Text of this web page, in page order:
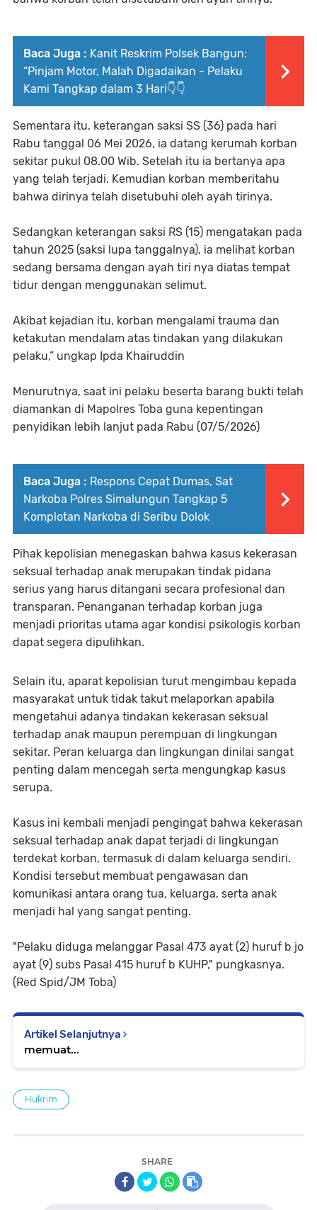
Baca Juga : Kanit Reskrim Polsek Bangun:
“Pinjam Motor, Malah Digadaikan - Pelaku
Kami Tangkap dalam 3 Hari👇👇
Sementara itu, keterangan saksi SS (36) pada hari
Rabu tanggal 06 Mei 2026, ia datang kerumah korban
sekitar pukul 08.00 Wib. Setelah itu ia bertanya apa
yang telah terjadi. Kemudian korban memberitahu
bahwa dirinya telah disetubuhi oleh ayah tirinya.
Sedangkan keterangan saksi RS (15) mengatakan pada
tahun 2025 (saksi lupa tanggalnya), ia melihat korban
sedang bersama dengan ayah tiri nya diatas tempat
tidur dengan menggunakan selimut.
Akibat kejadian itu, korban mengalami trauma dan
ketakutan mendalam atas tindakan yang dilakukan
pelaku,” ungkap Ipda Khairuddin
Menurutnya, saat ini pelaku beserta barang bukti telah
diamankan di Mapolres Toba guna kepentingan
penyidikan lebih lanjut pada Rabu (07/5/2026)
Baca Juga : Respons Cepat Dumas, Sat
Narkoba Polres Simalungun Tangkap 5
Komplotan Narkoba di Seribu Dolok
Pihak kepolisian menegaskan bahwa kasus kekerasan
seksual terhadap anak merupakan tindak pidana
serius yang harus ditangani secara profesional dan
transparan. Penanganan terhadap korban juga
menjadi prioritas utama agar kondisi psikologis korban
dapat segera dipulihkan.
Selain itu, aparat kepolisian turut mengimbau kepada
masyarakat untuk tidak takut melaporkan apabila
mengetahui adanya tindakan kekerasan seksual
terhadap anak maupun perempuan di lingkungan
sekitar. Peran keluarga dan lingkungan dinilai sangat
penting dalam mencegah serta mengungkap kasus
serupa.
Kasus ini kembali menjadi pengingat bahwa kekerasan
seksual terhadap anak dapat terjadi di lingkungan
terdekat korban, termasuk di dalam keluarga sendiri.
Kondisi tersebut membuat pengawasan dan
komunikasi antara orang tua, keluarga, serta anak
menjadi hal yang sangat penting.
"Pelaku diduga melanggar Pasal 473 ayat (2) huruf b jo
ayat (9) subs Pasal 415 huruf b KUHP," pungkasnya.
(Red Spid/JM Toba)
Artikel Selanjutnya
memuat...
Hukrim
SHARE